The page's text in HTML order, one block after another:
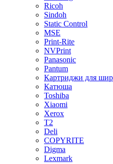
Ricoh
Sindoh
Static Control
MSE
Print-Rite
NVPrint
Panasonic
Pantum
Картриджи для
Катюша
Toshiba
Xiaomi
Xerox
T2
Deli
COPYRITE
Digma
Lexmark